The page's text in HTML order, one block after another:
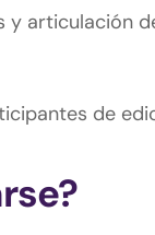
y articulación
de